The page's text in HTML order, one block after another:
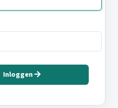
Inloggen